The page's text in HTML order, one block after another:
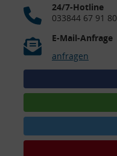
24/7-Hotline
033844 67 91 80
E-Mail-Anfrage
anfragen